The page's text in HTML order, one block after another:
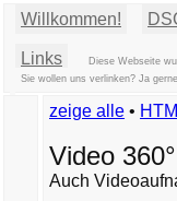
Willkommen!
Links
Diese Webseite
Sie wollen uns verlinken? Ja
zeige alle •
Video
Auch